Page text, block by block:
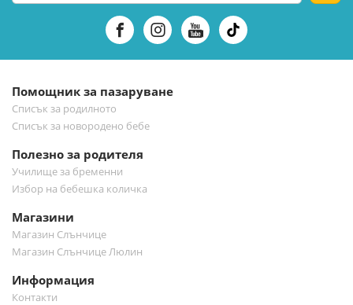
бюлетин:
Помощник за пазаруване
Списък за родилното
Списък за новородено бебе
Полезно за родителя
Училище за бременни
Избор на бебешка количка
Магазини
Магазин Слънчице
Магазин Слънчице Люлин
Информация
Контакти